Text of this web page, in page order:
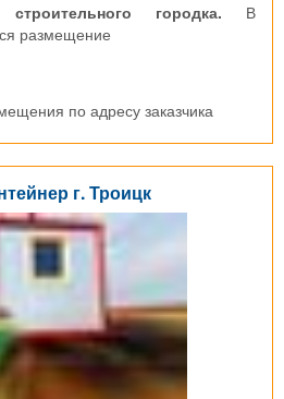
городка. В
размещение
по адресу заказчика
г. Троицк